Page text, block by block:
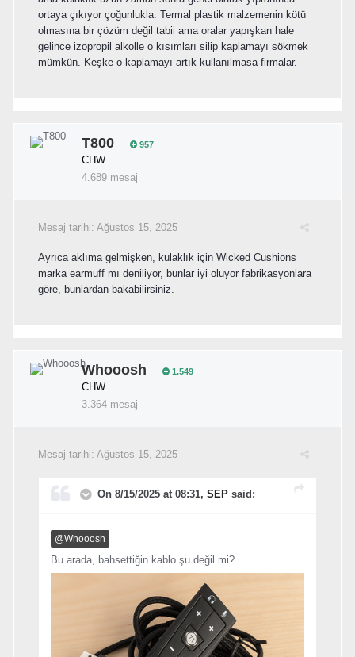
ortaya çıkıyor çoğunlukla. Termal plastik malzemenin kötü
olmasına bir çözüm değil tabii ama oralar yapışkan hale
gelince izopropil alkolle o kısımları silip kaplamayı sökmek
mümkün. Keşke o kaplamayı artık kullanılmasa firmalar.
T800 957
CHW
4.689 mesaj
Mesaj tarihi: Ağustos 15, 2025
Ayrıca aklıma gelmişken, kulaklık için Wicked Cushions
marka earmuff mı deniliyor, bunlar iyi oluyor fabrikasyonlara
göre, bunlardan bakabilirsiniz.
Whooosh 1.549
CHW
3.364 mesaj
Mesaj tarihi: Ağustos 15, 2025
On 8/15/2025 at 08:31, SEP said:
@Whooosh
Bu arada, bahsettiğin kablo şu değil mi?